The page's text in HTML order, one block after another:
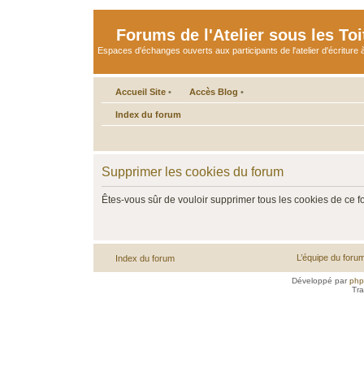
Forums de l'Atelier sous les
Espaces d'échanges ouverts aux participants de l'atelier d'écriture
Accueil Site • Accès Blog •
Index du forum
Supprimer les cookies du forum
Êtes-vous sûr de vouloir supprimer tous les cookies de ce
Index du forum L’équipe du
Développé par